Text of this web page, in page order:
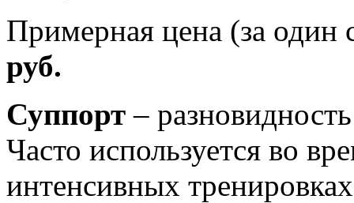
Примерная цена (за один
руб.
Суппорт –
Часто используется во
интенсивных